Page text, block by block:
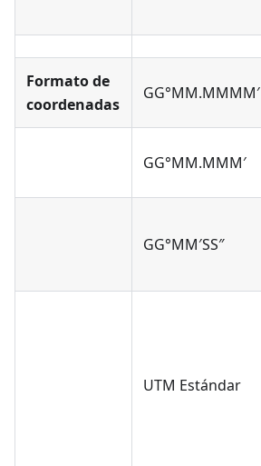
Formato de
coordenadas
GG°MM.MMMM′
GG°MM.MMM′
GG°MM′SS″
UTM Estándar